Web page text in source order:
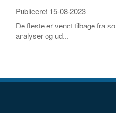
Publiceret 15-08-2023
De fleste er vendt tilbage fra
analyser og ud...